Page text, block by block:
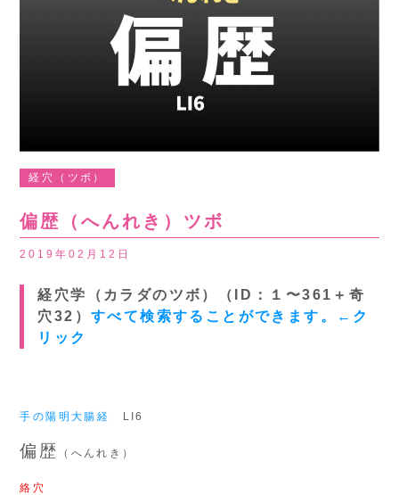
経穴（ツボ）
偏歴（へんれき）ツボ
2019年02月12日
経穴学（カラダのツボ）（ID：１〜361＋奇
穴32）すべて検索することができます。←ク
リック
手の陽明大腸経 LI6
偏歴 （へんれき）
絡穴